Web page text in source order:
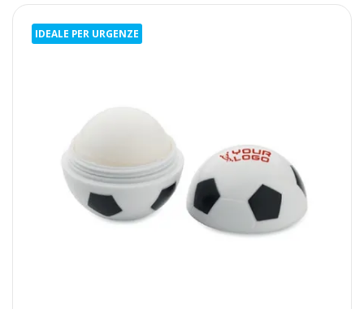
IDEALE PER URGENZE